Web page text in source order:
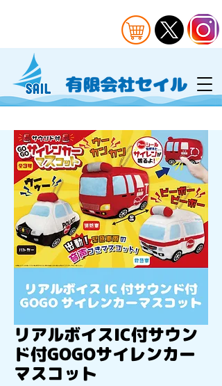
リアルボイスIC付サウン
ド付GOGOサイレンカー
マスコット